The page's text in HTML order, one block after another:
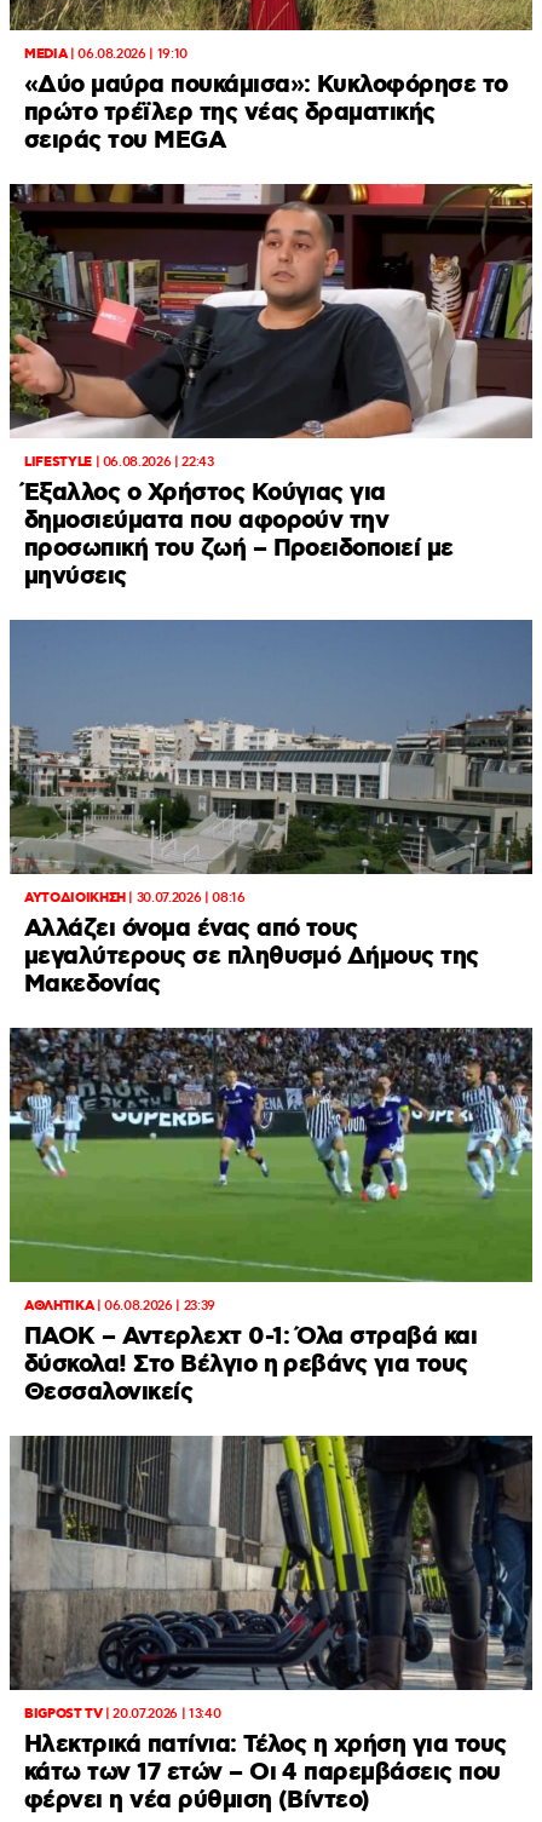
MEDIA|06.08.2026 | 19:10
«Δύο μαύρα πουκάμισα»: Κυκλοφόρησε το
πρώτο τρέϊλερ της νέας δραματικής
σειράς του MEGA
LIFESTYLE| 06.08.2026 | 22:43
Έξαλλος ο Χρήστος Κούγιας για
δημοσιεύματα που αφορούν την
προσωπική του ζωή – Προειδοποιεί με
μηνύσεις
ΑΥΤΟΔΙΟΙΚΗΣΗ| 30.07.2026 | 08:16
Αλλάζει όνομα ένας από τους
μεγαλύτερους σε πληθυσμό Δήμους της
Μακεδονίας
ΑΘΛΗΤΙΚΑ|06.08.2026 | 23:39
ΠΑΟΚ – Αντερλεχτ 0-1: Όλα στραβά και
δύσκολα! Στο Βέλγιο η ρεβάνς για τους
Θεσσαλονικείς
BIGPOST TV|20.07.2026 | 13:40
Ηλεκτρικά πατίνια: Τέλος η χρήση για τους
κάτω των 17 ετών – Οι 4 παρεμβάσεις που
φέρνει η νέα ρύθμιση (Βίντεο)